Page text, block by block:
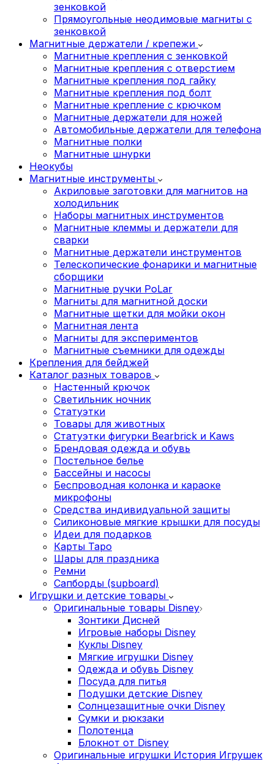
зенковкой
Прямоугольные неодимовые магниты с
зенковкой
Магнитные держатели / крепежи
Магнитные крепления с зенковкой
Магнитные крепления с отверстием
Магнитные крепления под гайку
Магнитные крепления под болт
Магнитные крепление с крючком
Магнитные держатели для ножей
Автомобильные держатели для телефона
Магнитные полки
Магнитные шнурки
Неокубы
Магнитные инструменты
Акриловые заготовки для магнитов на
холодильник
Наборы магнитных инструментов
Магнитные клеммы и держатели для
сварки
Магнитные держатели инструментов
Телескопические фонарики и магнитные
сборщики
Магнитные ручки PoLar
Магниты для магнитной доски
Магнитные щетки для мойки окон
Магнитная лента
Магниты для экспериментов
Магнитные съемники для одежды
Крепления для бейджей
Каталог разных товаров
Настенный крючок
Светильник ночник
Статуэтки
Товары для животных
Статуэтки фигурки Bearbrick и Kaws
Брендовая одежда и обувь
Постельное белье
Бассейны и насосы
Беспроводная колонка и караоке
микрофоны
Средства индивидуальной защиты
Силиконовые мягкие крышки для посуды
Идеи для подарков
Карты Таро
Шары для праздника
Ремни
Сапборды (supboard)
Игрушки и детские товары
Оригинальные товары Disney
Зонтики Дисней
Игровые наборы Disney
Куклы Disney
Мягкие игрушки Disney
Одежда и обувь Disney
Посуда для питья
Подушки детские Disney
Cолнцезащитные очки Disney
Сумки и рюкзаки
Полотенца
Блокнот от Disney
Оригинальные игрушки История Игрушек